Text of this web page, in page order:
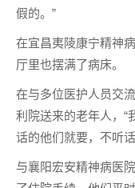
假的。”
在宜昌夷陵康宁精神
厅里也摆满了病床。
在与多位医护人员交
利院送来的老年人，“
话的他们就要，不听
与襄阳宏安精神病医